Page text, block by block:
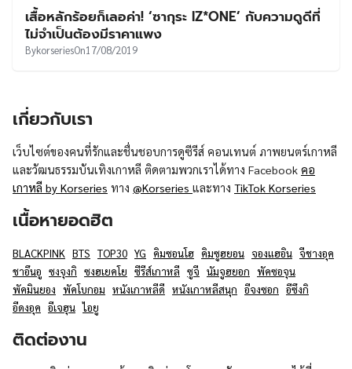
เสื้อหลักร้อยก็เลอค่า! ‘ซากุระ IZ*ONE’ กับความดูดีที่
ไม่จำเป็นต้องมีราคาแพง
BykorseriesOn17/08/2019
เกี่ยวกับเรา
เว็บไซต์ของคนที่รักและชื่นชอบการดูซีรีส์ คอนเทนต์ ภาพยนตร์เกาหลี
และวัฒนธรรมบันเทิงเกาหลี ติดตามพวกเราได้ทาง Facebook คอ
เกาหลี by Korseries ทาง @Korseries และทาง TikTok Korseries
เนื้อหายอดฮิต
BLACKPINK BTS TOP30 YG คิมซอนโฮ คิมซูฮยอน จองแฮอิน จีชางอุค
ชาอึนอู ซงจุงกิ ซงฮเยคโย ซีรีส์เกาหลี ซูจี นัมจูฮยอก พัคซอจุน
พัคมินยอง พัคโบกอม หนังเกาหลีดี หนังเกาหลีสนุก อีจงซอก อีซึงกิ
อีดงอุค อีเจฮุน ไอยู
ติดต่องาน